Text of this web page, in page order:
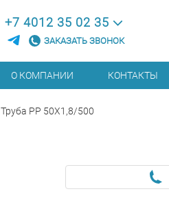
+7 4012 35 02 35
ЗАКАЗАТЬ ЗВОНОК
О КОМПАНИИ КОНТАКТЫ
Труба PP 50X1,8/500